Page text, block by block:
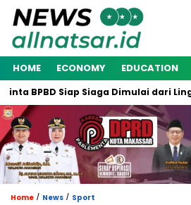
HOME ECONOMY EDUCATION
BPBD Siap Siaga Dimulai dari
Home / News / Sport